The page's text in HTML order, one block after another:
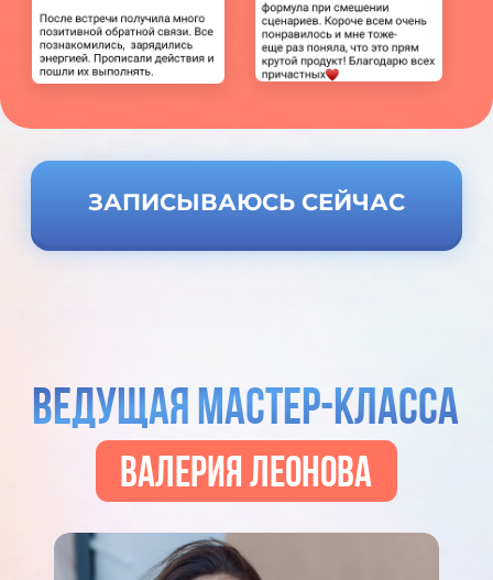
На МК я раскрою, что такое
настоящий мастермайнд
нужно знать, чтобы вести группы
профессионально.
работатьс группами и давать
Что будет после мастер-класса?
всё есть в интернете?
У меня нет блога.
Нужно ли быть дипломированным
коучем/психологом, чтобы
запускать мастермайнды?